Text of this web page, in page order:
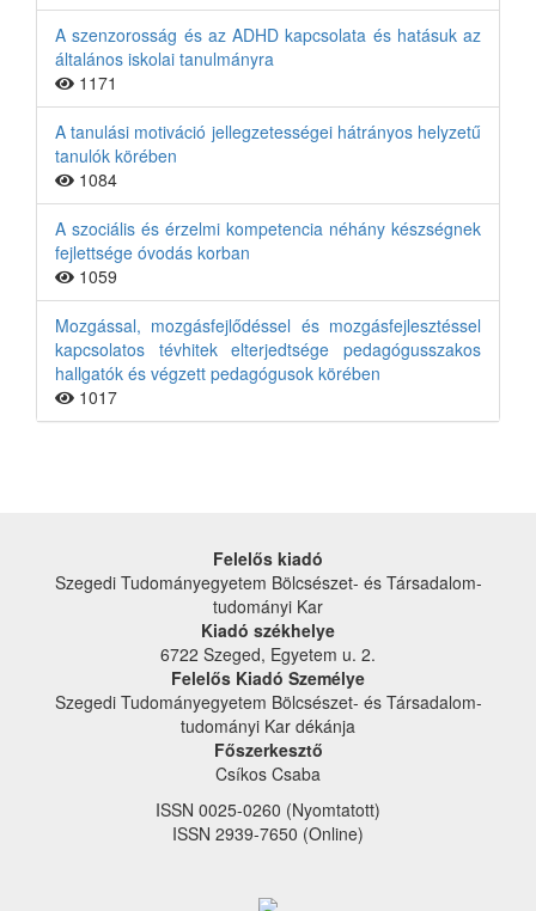
A szenzorosság és az ADHD kapcsolata és hatásuk az
általános iskolai tanulmányra
1171
A tanulási motiváció jellegzetességei hátrányos helyzetű
tanulók körében
1084
A szociális és érzelmi kompetencia néhány készségnek
fejlettsége óvodás korban
1059
Mozgással, mozgásfejlődéssel és mozgásfejlesztéssel
kapcsolatos tévhitek elterjedtsége pedagógusszakos
hallgatók és végzett pedagógusok körében
1017
Felelős kiadó
Szegedi Tudományegyetem Bölcsészet- és Társadalom­
tudományi Kar
Kiadó székhelye
6722 Szeged, Egyetem u. 2.
Felelős Kiadó Személye
Szegedi Tudományegyetem Bölcsészet- és Társadalom­
tudományi Kar dékánja
Főszerkesztő
Csíkos Csaba
ISSN 0025-0260 (Nyomtatott)
ISSN 2939-7650 (Online)